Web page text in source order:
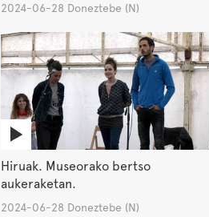
2024-06-28 Doneztebe (N)
Hiruak. Museorako bertso
aukeraketan.
2024-06-28 Doneztebe (N)